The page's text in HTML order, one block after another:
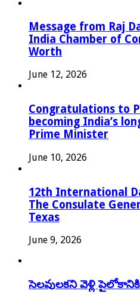
Message from Raj
India Chamber of
Worth
June 12, 2026
Congratulations to
becoming India’s
Prime Minister
June 10, 2026
12th International
The Consulate
Texas
June 9, 2026
సెలవులకని వెళ్లి పైలోకానికి